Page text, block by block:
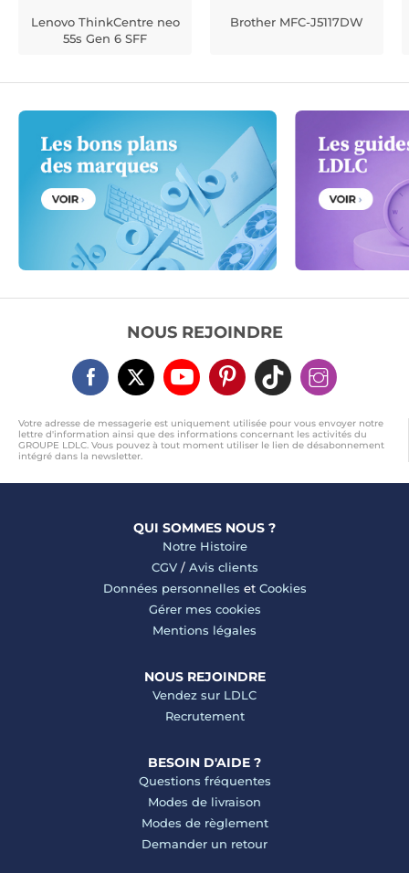
Lenovo ThinkCentre neo
55s Gen 6 SFF
Brother MFC-J5117DW
NOUS REJOINDRE
Votre adresse de messagerie est uniquement utilisée pour vous envoyer notre
lettre d'information ainsi que des informations concernant les activités du
GROUPE LDLC. Vous pouvez à tout moment utiliser le lien de désabonnement
intégré dans la newsletter.
QUI SOMMES NOUS ?
Notre Histoire
CGV/ Avis clients
Données personnelles et Cookies
Gérer mes cookies
Mentions légales
NOUS REJOINDRE
Vendez sur LDLC
Recrutement
BESOIN D'AIDE ?
Questions fréquentes
Modes de livraison
Modes de règlement
Demander un retour